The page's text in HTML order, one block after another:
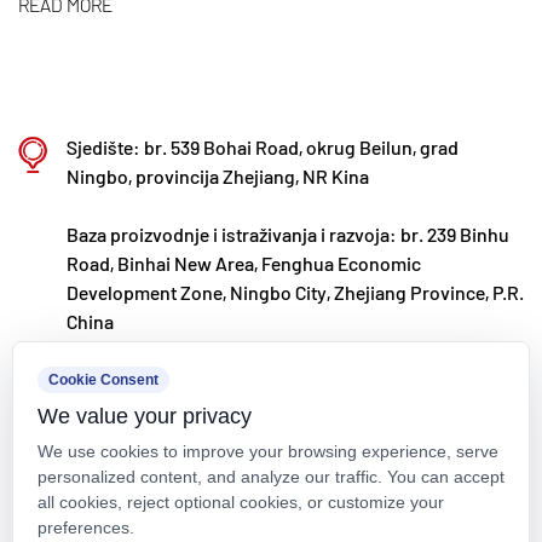
"Made in China".
Ningbo • Fenghua baza za istraživanje i razvoj i
proizvodnju
S ukupnim ulaganjem od 200 milijuna RMB, Kaixin
Ultra-Pure Pipe Technology (Ningbo) Co., Ltd.
uspostavio je novi laboratorij za materijale u
suradnji sa sveučilištima i istraživačkim
institutima, izgradio modernu proizvodnu bazu i
instalirao 8 potpuno automatiziranih proizvodnih
linija za modificiranu plastiku i 8 za polimerne
Sjedište: br. 539 Bohai Road, okrug Beilun, grad
Ningbo, provincija Zhejiang, NR Kina
Baza proizvodnje i istraživanja i razvoja: br. 239 Binhu
Road, Binhai New Area, Fenghua Economic
Development Zone, Ningbo City, Zhejiang Province, P.R.
China
kxpv@kxpv.com
+86-18067123177
Cookie Consent
We value your privacy
We use cookies to improve your browsing experience, serve
personalized content, and analyze our traffic. You can accept
all cookies, reject optional cookies, or customize your
preferences.